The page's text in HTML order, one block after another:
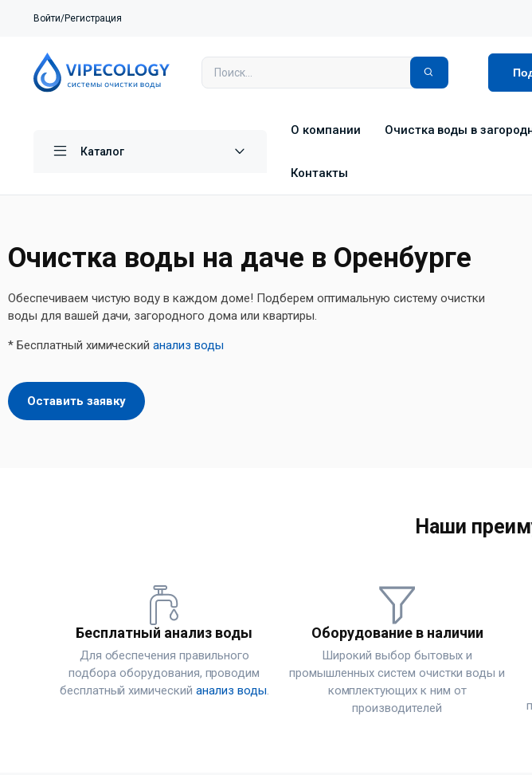
Войти/Регистрация
Каталог
О компании Очистка воды в
Контакты
Очистка воды на даче в Оренбурге
Обеспечиваем чистую воду в каждом доме! Подберем оптимальную систему очистки
воды для вашей дачи, загородного дома или квартиры.
* Бесплатный химическийанализ воды
Оставить заявку
Наши
Бесплатный анализ воды
Для обеспечения правильного
подбора оборудования, проводим
бесплатный химическийанализ воды.
Оборудование в наличии
Широкий выбор бытовых и
промышленных систем очистки воды и
комплектующих к ним от
производителей